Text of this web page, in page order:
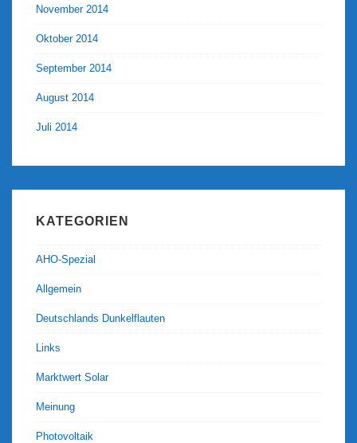
November 2014
Oktober 2014
September 2014
August 2014
Juli 2014
KATEGORIEN
AHO-Spezial
Allgemein
Deutschlands Dunkelflauten
Links
Marktwert Solar
Meinung
Photovoltaik